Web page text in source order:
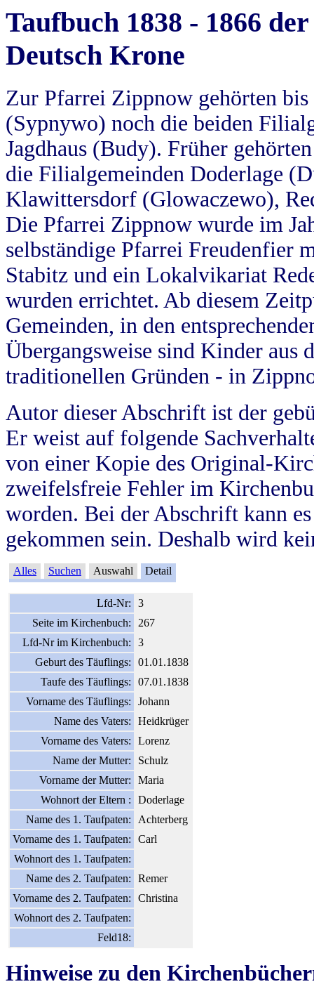
Taufbuch 1838 - 1866
Deutsch Krone
Zur Pfarrei Zippnow gehörten
(Sypnywo) noch die beiden
Jagdhaus (Budy). Früher
die Filialgemeinden Doderlage
Klawittersdorf (Glowaczewo),
Die Pfarrei Zippnow wurde im
selbständige Pfarrei Freudenfier
Stabitz und ein Lokalvikariat
wurden errichtet. Ab diesem
Gemeinden, in den
Übergangsweise sind Kinder aus
traditionellen Gründen - in
Autor dieser Abschrift ist der
Er weist auf folgende
von einer Kopie des Original-
zweifelsfreie Fehler im
worden. Bei der Abschrift kann
gekommen sein. Deshalb wird
Alles Suchen Auswahl Detail
Lfd-Nr:
3
Seite im Kirchenbuch:
267
Lfd-Nr im Kirchenbuch:
3
Geburt des Täuflings:
01.01.1838
Taufe des Täuflings:
07.01.1838
Vorname des Täuflings:
Johann
Name des Vaters:
Heidkrüger
Vorname des Vaters:
Lorenz
Name der Mutter:
Schulz
Vorname der Mutter:
Maria
Wohnort der Eltern :
Doderlage
Name des 1. Taufpaten:
Achterberg
Vorname des 1. Taufpaten:
Carl
Wohnort des 1. Taufpaten:
Name des 2. Taufpaten:
Remer
Vorname des 2. Taufpaten:
Christina
Wohnort des 2. Taufpaten:
Feld18:
Hinweise zu den